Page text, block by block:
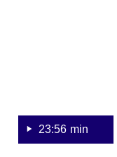
Wazir
zum
23:56 min